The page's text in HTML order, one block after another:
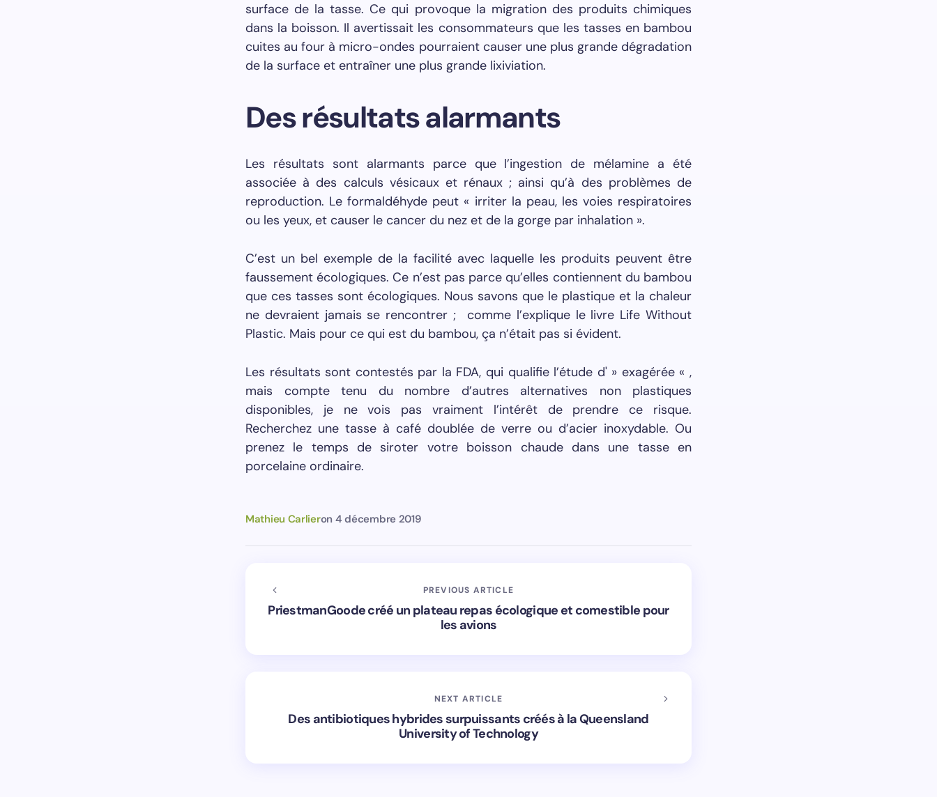
surface de la tasse. Ce qui provoque la migration des produits chimiques
dans la boisson. Il avertissait les consommateurs que les tasses en bambou
cuites au four à micro-ondes pourraient causer une plus grande dégradation
de la surface et entraîner une plus grande lixiviation.
Des résultats alarmants
Les résultats sont alarmants parce que l’ingestion de mélamine a été
associée à des calculs vésicaux et rénaux ; ainsi qu’à des problèmes de
reproduction. Le formaldéhyde peut « irriter la peau, les voies respiratoires
ou les yeux, et causer le cancer du nez et de la gorge par inhalation ».
C’est un bel exemple de la facilité avec laquelle les produits peuvent être
faussement écologiques. Ce n’est pas parce qu’elles contiennent du bambou
que ces tasses sont écologiques. Nous savons que le plastique et la chaleur
ne devraient jamais se rencontrer ; comme l’explique le livre Life Without
Plastic. Mais pour ce qui est du bambou, ça n’était pas si évident.
Les résultats sont contestés par la FDA, qui qualifie l’étude d' » exagérée « ,
mais compte tenu du nombre d’autres alternatives non plastiques
disponibles, je ne vois pas vraiment l’intérêt de prendre ce risque.
Recherchez une tasse à café doublée de verre ou d’acier inoxydable. Ou
prenez le temps de siroter votre boisson chaude dans une tasse en
porcelaine ordinaire.
Mathieu Carlieron 4 décembre 2019
PREVIOUS ARTICLE
PriestmanGoode créé un plateau repas écologique et comestible pour
les avions
NEXT ARTICLE
Des antibiotiques hybrides surpuissants créés à la Queensland
University of Technology